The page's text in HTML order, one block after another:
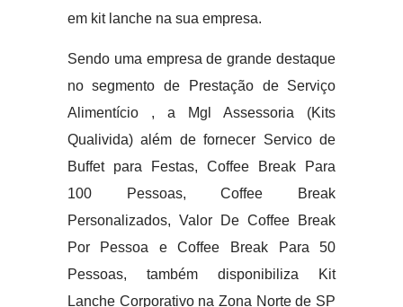
em kit lanche na sua empresa.
Sendo uma empresa de grande destaque
no segmento de Prestação de Serviço
Alimentício , a Mgl Assessoria (Kits
Qualivida) além de fornecer Servico de
Buffet para Festas, Coffee Break Para
100 Pessoas, Coffee Break
Personalizados, Valor De Coffee Break
Por Pessoa e Coffee Break Para 50
Pessoas, também disponibiliza Kit
Lanche Corporativo na Zona Norte de SP